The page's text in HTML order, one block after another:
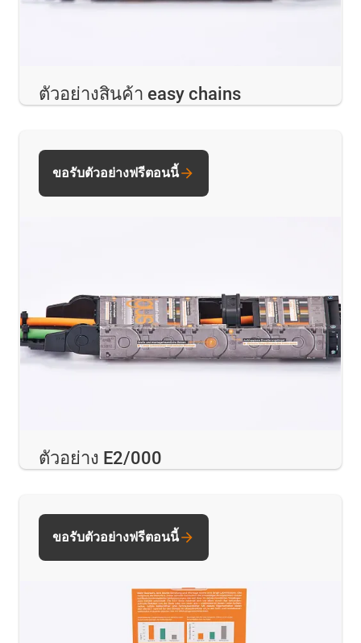
ตัวอย่างสินค้า easy chains
ตัวอย่าง E2/000
ขอรับตัวอย่างฟรีตอนนี้
ขอรับตัวอย่างฟรีตอนนี้